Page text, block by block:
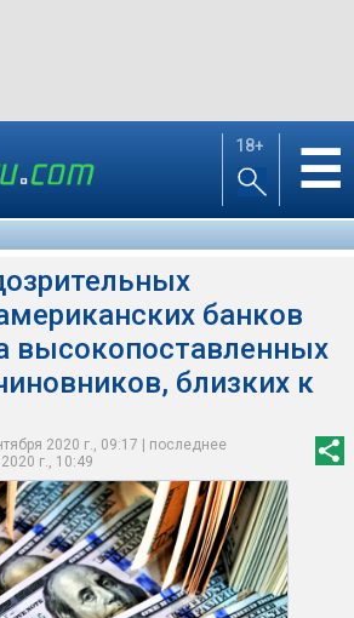
18+ ☰
банков
высокопоставленных
близких к
2020 г., 09:17 | последнее
г., 10:49